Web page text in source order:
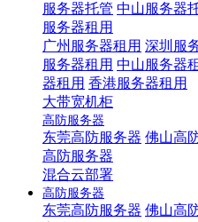
服务器托管 中山服务器
服务器租用
广州服务器租用 深圳服
服务器租用 中山服务器
器租用 香港服务器租用
大带宽机柜
高防服务器
东莞高防服务器 佛山高
高防服务器
混合云部署
高防服务器
东莞高防服务器 佛山高